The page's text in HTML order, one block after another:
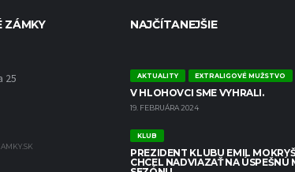
ZÁMKY
25
NAJČÍTANEJŠIE
AKTUALITY EXTRALIGOVÉ MUŽSTVO
V HLOHOVCI SME VYHRALI.
19. FEBRUÁRA 2024
KLUB
PREZIDENT KLUBU EMIL
CHCEL NADVIAZAŤ NA ÚSPEŠNÚ